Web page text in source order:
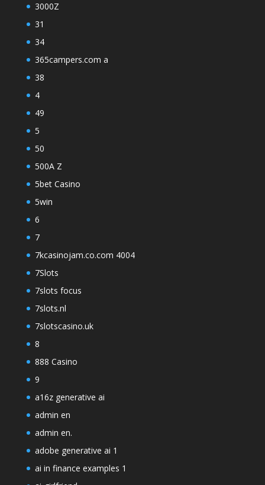
3000Z
31
34
365campers.com a
38
4
49
5
50
500A Z
5bet Casino
5win
6
7
7kcasinojam.co.com 4004
7Slots
7slots focus
7slots.nl
7slotscasino.uk
8
888 Casino
9
a16z generative ai
admin en
admin en.
adobe generative ai 1
ai in finance examples 1